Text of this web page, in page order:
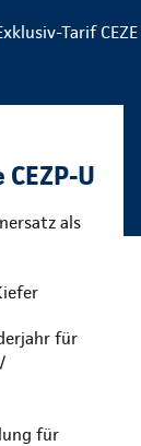
Tarif CEZE
U
als
für
für